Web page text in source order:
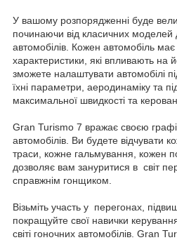
У вашому розпорядженні буде
починаючи від класичних моделей
автомобілів. Кожен автомобіль має
характеристики, які впливають на
зможете налаштувати автомобілі
їхні параметри, аеродинаміку та
максимальної швидкості та
Gran Turismo 7 вражає своєю
автомобілів. Ви будете відчувати
траси, кожне гальмування, кожен
дозволяє вам зануритися в світ
справжнім гонщиком.
Візьміть участь у перегонах,
покращуйте свої навички
світі гоночних автомобілів. Gran